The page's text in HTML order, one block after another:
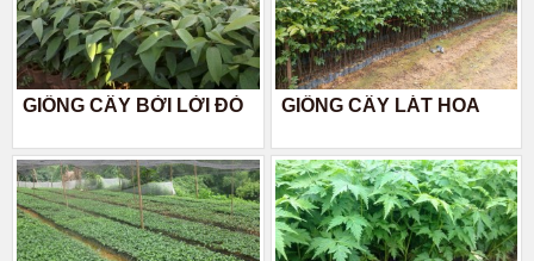
GIỐNG CÂY BỜI LỜI ĐỎ GIỐNG CÂY LÁT HOA